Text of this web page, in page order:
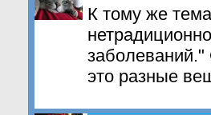
К тому же
это разные